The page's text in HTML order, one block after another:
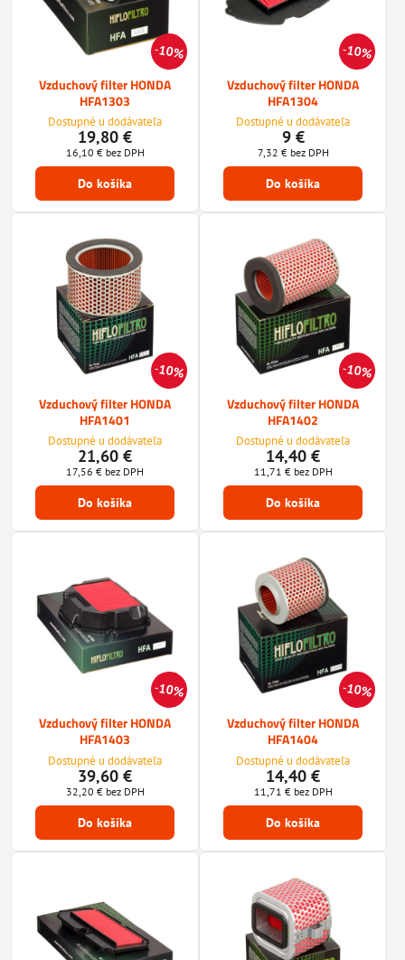
10%
Vzduchový filter HONDA
HFA1303
Dostupné u dodávateľa
19,80 €
16,10 € bez DPH
Do košíka
10%
Vzduchový filter HONDA
HFA1304
Dostupné u dodávateľa
9 €
7,32 € bez DPH
Do košíka
10%
Vzduchový filter HONDA
HFA1401
Dostupné u dodávateľa
21,60 €
17,56 € bez DPH
Do košíka
10%
Vzduchový filter HONDA
HFA1402
Dostupné u dodávateľa
14,40 €
11,71 € bez DPH
Do košíka
10%
Vzduchový filter HONDA
HFA1403
Dostupné u dodávateľa
39,60 €
32,20 € bez DPH
Do košíka
10%
Vzduchový filter HONDA
HFA1404
Dostupné u dodávateľa
14,40 €
11,71 € bez DPH
Do košíka